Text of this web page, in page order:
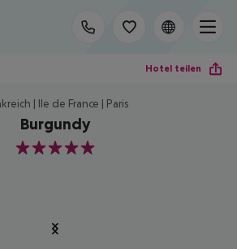
Hotel teilen
| Ile de France | Paris
Burgundy
5